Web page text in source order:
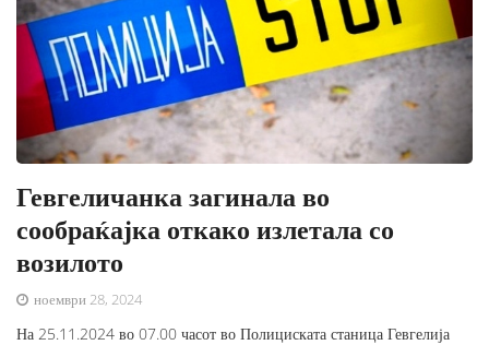
Гевгеличанка загинала во
сообраќајка откако излетала со
возилото
ноември 28, 2024
На 25.11.2024 во 07.00 часот во Полициската станица Гевгелија